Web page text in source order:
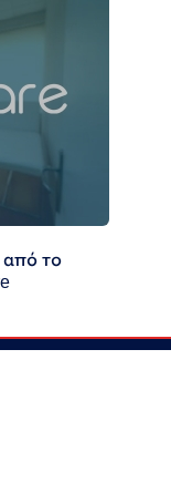
από το